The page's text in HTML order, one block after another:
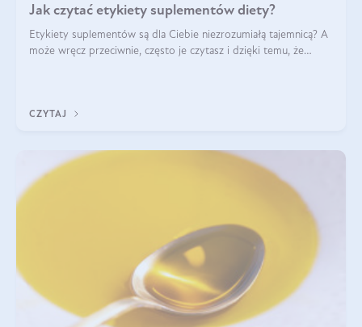
Jak czytać etykiety suplementów diety?
Etykiety suplementów są dla Ciebie niezrozumiałą tajemnicą? A
może wręcz przeciwnie, często je czytasz i dzięki temu, że
CZYTAJ